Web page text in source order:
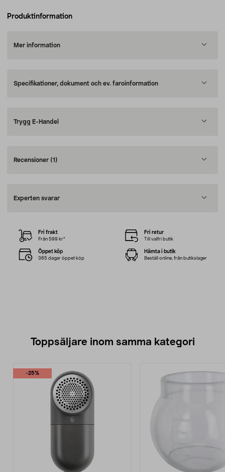
Produktinformation
Mer information
Specifikationer, dokument och ev. faroinformation
Trygg E-Handel
Recensioner (1)
Experten svarar
Fri frakt
Från 599 kr*
Fri retur
Till valfri butik
Öppet köp
365 dagar öppet köp
Hämta i butik
Beställ online, från butikslager
Toppsäljare inom samma kategori
-25%